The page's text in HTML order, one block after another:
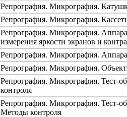
Репрография. Микрография.
Репрография. Микрография.
Репрография. Микрография.
измерения яркости экранов и
Репрография. Микрография.
Репрография. Микрография.
Репрография. Микрография. Тест-
контроля
Репрография. Микрография. Тест-
Методы контроля